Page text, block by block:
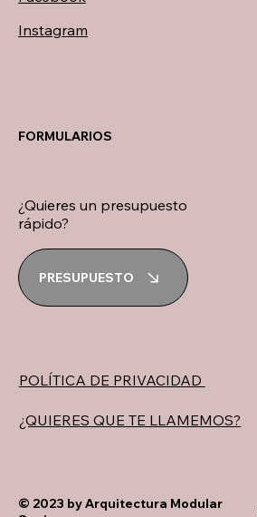
Instagram
FORMULARIOS
¿Quieres un presupuesto
rápido?
PRESUPUESTO
POLÍTICA DE PRIVACIDAD
¿QUIERES QUE TE LLAMEMOS?
© 2023 by Arquitectura Modular